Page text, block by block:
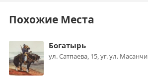
Похожие Места
Богатырь
ул. Сатпаева, 15, уг. ул. Масанчи